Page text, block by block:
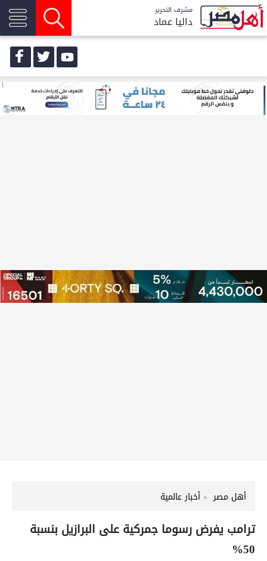
مشرف التحرير
داليا عماد
أهل مصر أخبار عالمية
ترامب يفرض رسوما جمركية على البرازيل بنسبة
50%